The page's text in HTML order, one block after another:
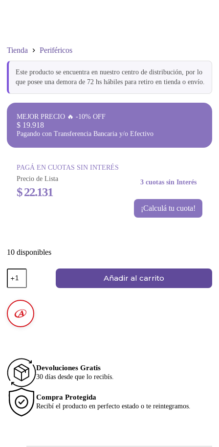
Tienda Periféricos
Este producto se encuentra en nuestro centro de distribución, por lo
que posee una demora de 72 hs hábiles para retiro en tienda o envío.
MEJOR PRECIO 🔥 -10% OFF
$ 19.918
Pagando con Transferencia Bancaria y/o Efectivo
PAGÁ EN CUOTAS SIN INTERÉS
Precio de Lista
$22.131
3 cuotas sin Interés
¡Calculá tu cuota!
10 disponibles
Añadir al carrito
Devoluciones Gratis
30 días desde que lo recibís.
Compra Protegida
Recibí el producto en perfecto estado o te reintegramos.